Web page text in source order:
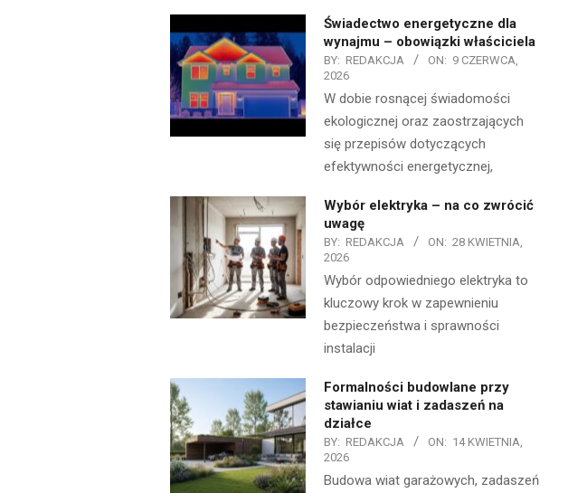
Świadectwo energetyczne dla
wynajmu – obowiązki właściciela
BY: REDAKCJA ON: 9 CZERWCA,
2026
W dobie rosnącej świadomości
ekologicznej oraz zaostrzających
się przepisów dotyczących
efektywności energetycznej,
Wybór elektryka – na co zwrócić
uwagę
BY: REDAKCJA ON: 28 KWIETNIA,
2026
Wybór odpowiedniego elektryka to
kluczowy krok w zapewnieniu
bezpieczeństwa i sprawności
instalacji
Formalności budowlane przy
stawianiu wiat i zadaszeń na
działce
BY: REDAKCJA ON: 14 KWIETNIA,
2026
Budowa wiat garażowych, zadaszeń